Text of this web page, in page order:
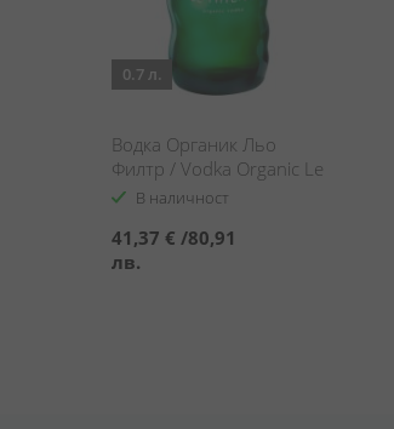
0.7 л.
Водка Органик Льо
Филтр / Vodka Organic Le
PhiltreВ наличност
41,37 € /80,91
лв.